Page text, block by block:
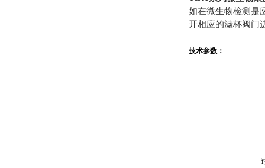
如在微生物检测是
开相应的滤杯阀门
技术参数：